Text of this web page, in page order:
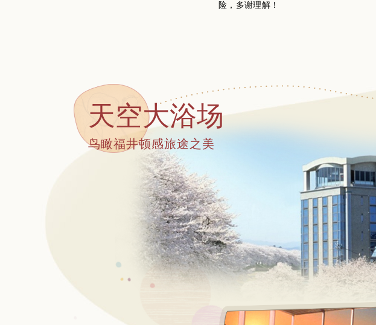
险，多谢理解！
天空大浴场
鸟瞰福井顿感旅途之美